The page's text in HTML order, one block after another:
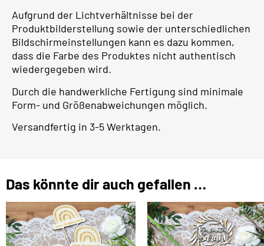
Aufgrund der Lichtverhältnisse bei der
Produktbilderstellung sowie der unterschiedlichen
Bildschirmeinstellungen kann es dazu kommen,
dass die Farbe des Produktes nicht authentisch
wiedergegeben wird.
Durch die handwerkliche Fertigung sind minimale
Form- und Größenabweichungen möglich.
Versandfertig in 3-5 Werktagen.
Das könnte dir auch gefallen …